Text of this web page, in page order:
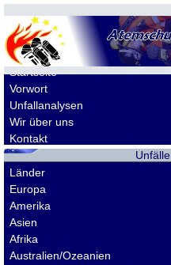
Allgemeines
Startseite
Vorwort
Unfallanalysen
Wir über uns
Kontakt
Unfälle
Länder
Europa
Amerika
Asien
Afrika
Australien/Ozeanien